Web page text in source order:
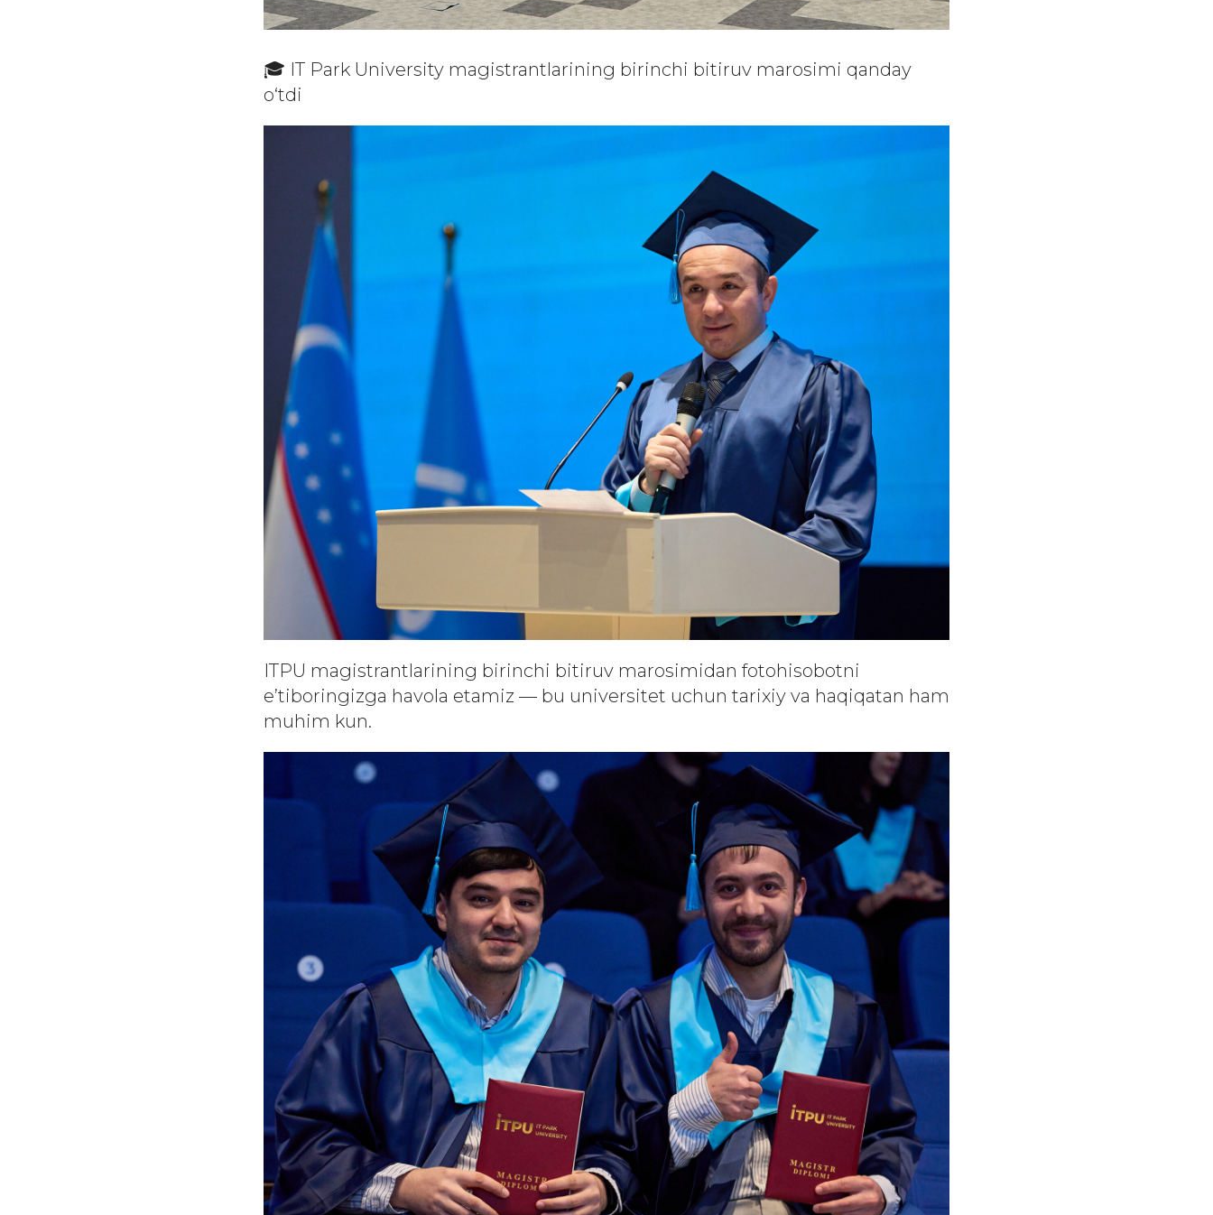
🎓 IT Park University magistrantlarining birinchi bitiruv marosimi qanday
o‘tdi
ITPU magistrantlarining birinchi bitiruv marosimidan fotohisobotni
e’tiboringizga havola etamiz — bu universitet uchun tarixiy va haqiqatan ham
muhim kun.